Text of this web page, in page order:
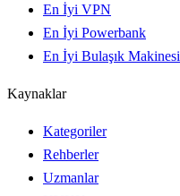
En İyi VPN
En İyi Powerbank
En İyi Bulaşık Makinesi
Kaynaklar
Kategoriler
Rehberler
Uzmanlar